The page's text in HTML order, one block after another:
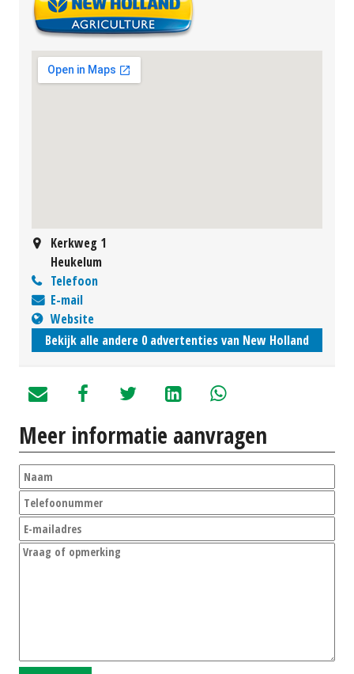
Kerkweg 1
Heukelum
Telefoon
E-mail
Website
Bekijk alle andere 0 advertenties van New Holland
Meer informatie aanvragen